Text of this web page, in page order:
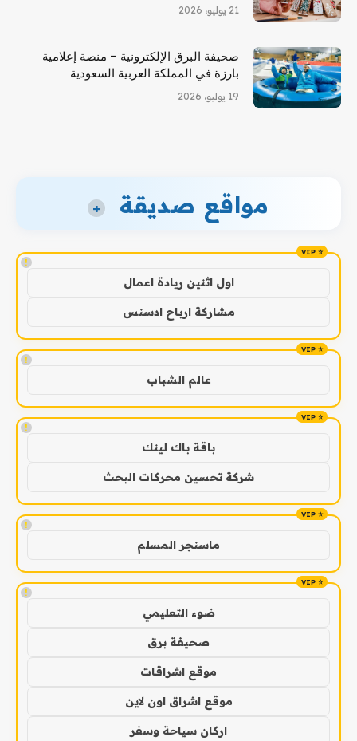
21 يوليو، 2026
صحيفة البرق الإلكترونية – منصة إعلامية
بارزة في المملكة العربية السعودية
19 يوليو، 2026
مواقع صديقة +
!
اول اثنين ريادة اعمال
مشاركة ارباح ادسنس
!
عالم الشباب
!
باقة باك لينك
شركة تحسين محركات البحث
!
ماسنجر المسلم
!
ضوء التعليمي
صحيفة برق
موقع اشراقات
موقع اشراق اون لاين
اركان سياحة وسفر